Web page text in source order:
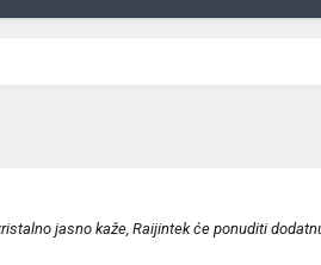
jasno kaže, Raijintek će ponuditi